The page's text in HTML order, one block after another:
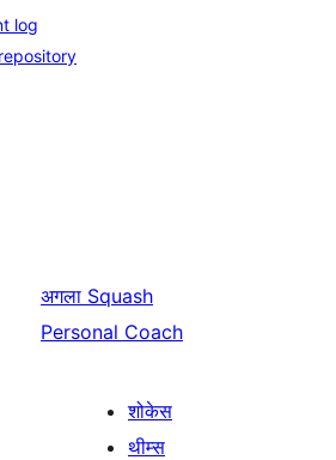
log
अगला Squash
Personal Coach
शोकेस
थीम्स